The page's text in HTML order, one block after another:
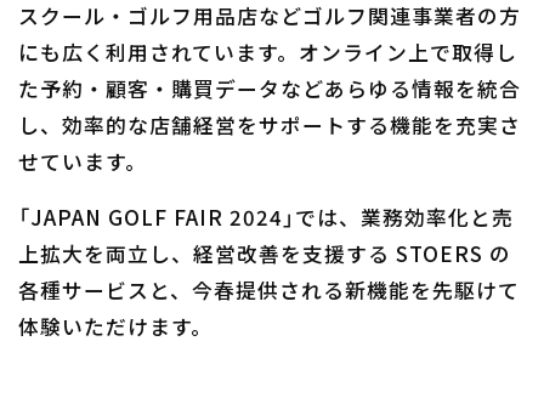
スクール・ゴルフ用品店などゴルフ関連事業者の方
にも広く利用されています。オンライン上で取得し
た予約・顧客・購買データなどあらゆる情報を統合
し、効率的な店舗経営をサポートする機能を充実さ
せています。
「JAPAN GOLF FAIR 2024」では、業務効率化と売
上拡大を両立し、経営改善を支援する STOERS の
各種サービスと、今春提供される新機能を先駆けて
体験いただけます。